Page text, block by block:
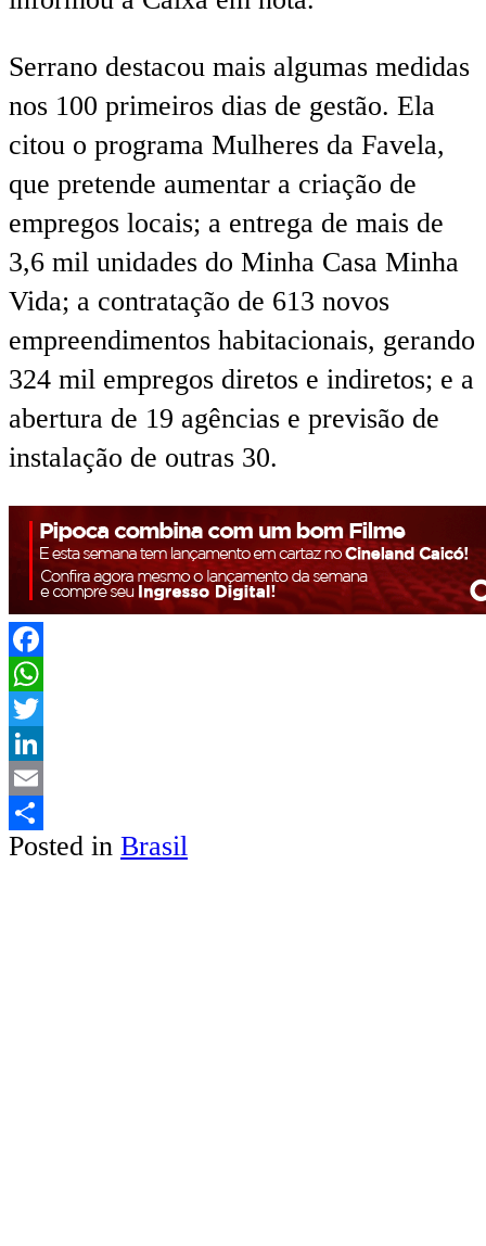
Serrano destacou mais algumas medidas
nos 100 primeiros dias de gestão. Ela
citou o programa Mulheres da Favela,
que pretende aumentar a criação de
empregos locais; a entrega de mais de
3,6 mil unidades do Minha Casa Minha
Vida; a contratação de 613 novos
empreendimentos habitacionais, gerando
324 mil empregos diretos e indiretos; e a
abertura de 19 agências e previsão de
instalação de outras 30.
Facebook
WhatsApp
Twitter
LinkedIn
Email
Share
Posted in Brasil